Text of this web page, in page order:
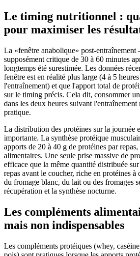
Le timing nutritionnel :
pour maximiser les
La «fenêtre anabolique» post-
supposément critique de 30 à 60 minutes
longtemps été surestimée. Les données
fenêtre est en réalité plus large (4 à 5
l'entraînement) et que l'apport total de
sur le timing précis. Cela dit, consommer
dans les deux heures suivant l'entraînement
pratique.
La distribution des protéines sur la journée
importante. La synthèse protéique
apports de 20 à 40 g de protéines par
alimentaires. Une seule prise massive de
efficace que la même quantité distribuée
repas avant le coucher, riche en protéines à
du fromage blanc, du lait ou des fromages
récupération et la synthèse nocturne.
Les compléments
mais non indispensables
Les compléments protéiques (whey,